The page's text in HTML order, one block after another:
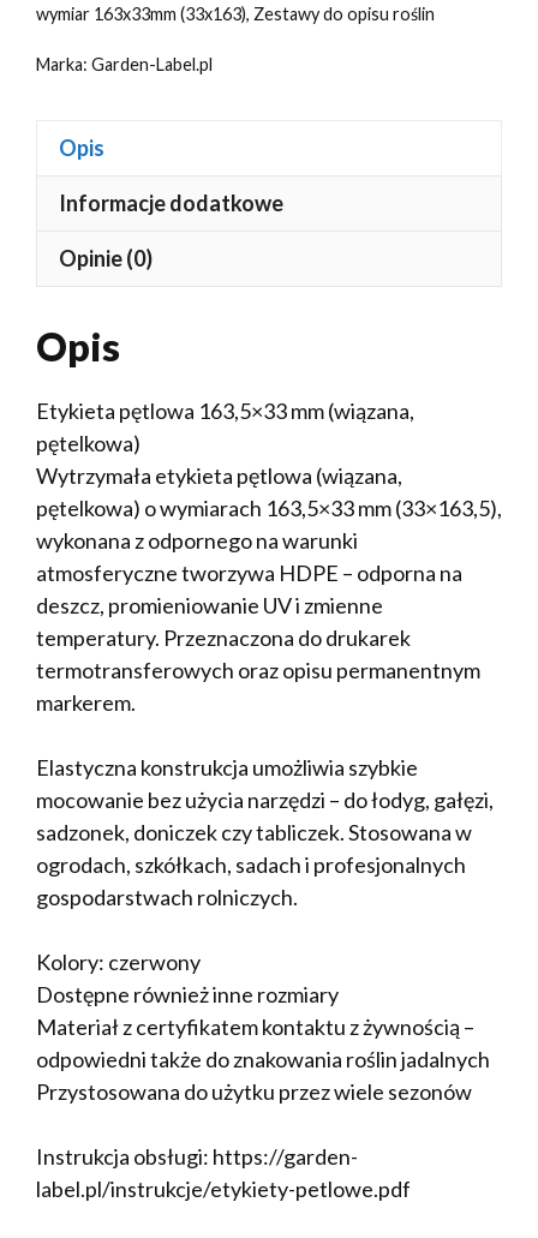
wymiar 163x33mm (33x163), Zestawy do opisu roślin
Marka: Garden-Label.pl
Opis
Informacje dodatkowe
Opinie (0)
Opis
Etykieta pętlowa 163,5×33 mm (wiązana,
pętelkowa)
Wytrzymała etykieta pętlowa (wiązana,
pętelkowa) o wymiarach 163,5×33 mm (33×163,5),
wykonana z odpornego na warunki
atmosferyczne tworzywa HDPE – odporna na
deszcz, promieniowanie UV i zmienne
temperatury. Przeznaczona do drukarek
termotransferowych oraz opisu permanentnym
markerem.
Elastyczna konstrukcja umożliwia szybkie
mocowanie bez użycia narzędzi – do łodyg, gałęzi,
sadzonek, doniczek czy tabliczek. Stosowana w
ogrodach, szkółkach, sadach i profesjonalnych
gospodarstwach rolniczych.
Kolory: czerwony
Dostępne również inne rozmiary
Materiał z certyfikatem kontaktu z żywnością –
odpowiedni także do znakowania roślin jadalnych
Przystosowana do użytku przez wiele sezonów
Instrukcja obsługi: https://garden-
label.pl/instrukcje/etykiety-petlowe.pdf